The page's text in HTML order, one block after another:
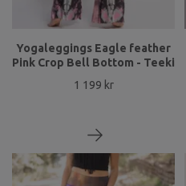
Yogaleggings Eagle feather
Pink Crop Bell Bottom - Teeki
1 199 kr